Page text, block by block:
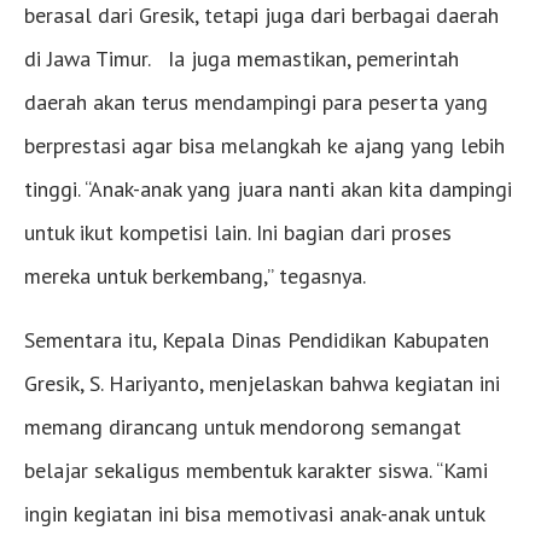
berasal dari Gresik, tetapi juga dari berbagai daerah
di Jawa Timur. Ia juga memastikan, pemerintah
daerah akan terus mendampingi para peserta yang
berprestasi agar bisa melangkah ke ajang yang lebih
tinggi. “Anak-anak yang juara nanti akan kita dampingi
untuk ikut kompetisi lain. Ini bagian dari proses
mereka untuk berkembang,” tegasnya.
Sementara itu, Kepala Dinas Pendidikan Kabupaten
Gresik, S. Hariyanto, menjelaskan bahwa kegiatan ini
memang dirancang untuk mendorong semangat
belajar sekaligus membentuk karakter siswa. “Kami
ingin kegiatan ini bisa memotivasi anak-anak untuk